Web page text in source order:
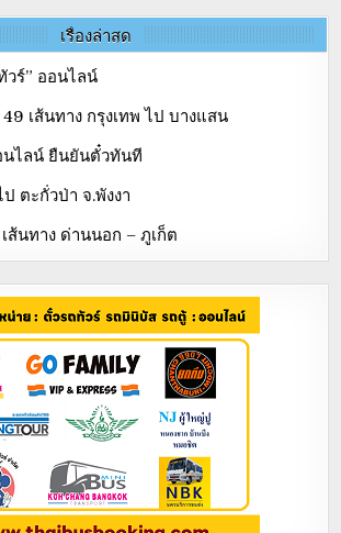
เรื่องล่าสุด
วร์” ออนไลน์
เส้นทาง กรุงเทพ ไป บางแสน
นไลน์ ยืนยันตั๋วทันที
ตะกั่วป่า จ.พังงา
ส้นทาง ด่านนอก – ภูเก็ต